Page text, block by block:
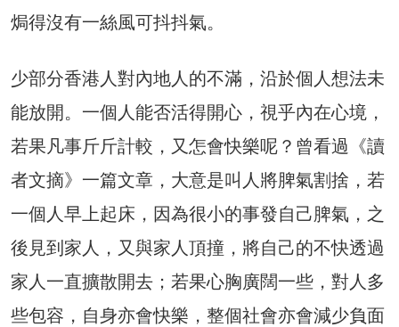
焗得沒有一絲風可抖抖氣。
少部分香港人對內地人的不滿，沿於個人想法未
能放開。一個人能否活得開心，視乎內在心境，
若果凡事斤斤計較，又怎會快樂呢？曾看過《讀
者文摘》一篇文章，大意是叫人將脾氣割捨，若
一個人早上起床，因為很小的事發自己脾氣，之
後見到家人，又與家人頂撞，將自己的不快透過
家人一直擴散開去；若果心胸廣闊一些，對人多
些包容，自身亦會快樂，整個社會亦會減少負面